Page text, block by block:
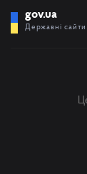
gov.ua
Державні сайти